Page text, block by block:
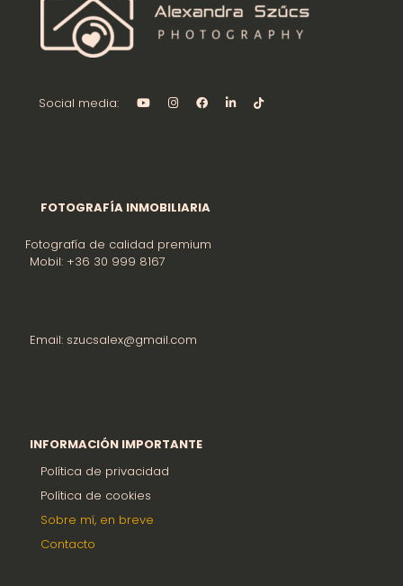
Social media:
FOTOGRAFÍA INMOBILIARIA
Fotografía de calidad premium
Mobil: +36 30 999 8167
Email: szucsalex@gmail.com
INFORMACIÓN IMPORTANTE
Política de privacidad
Política de cookies
Sobre mí, en breve
Contacto